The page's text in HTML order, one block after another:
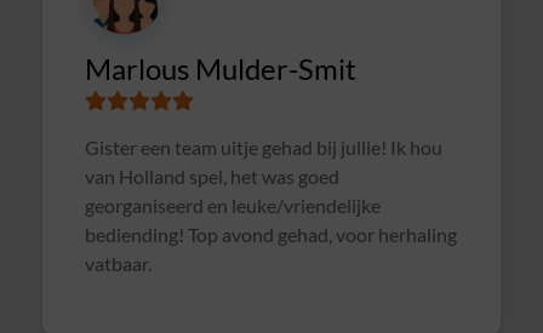
CIMSOLUTIONS
met een gezellige pubquiz. Een dikke 10 :).